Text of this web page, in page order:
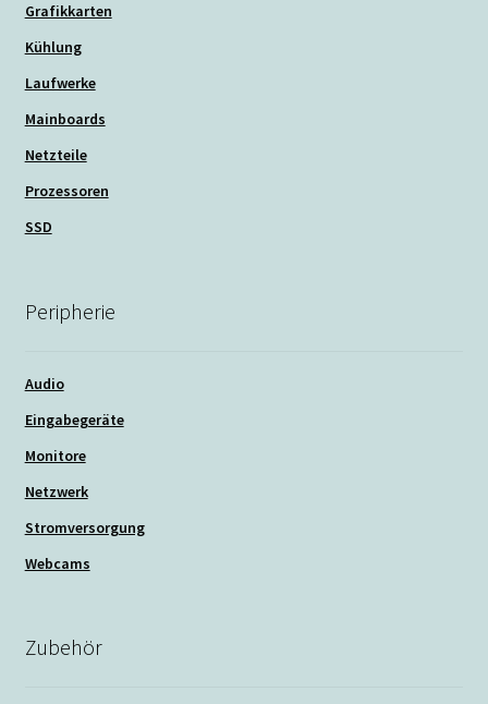
Grafikkarten
Kühlung
Laufwerke
Mainboards
Netzteile
Prozessoren
SSD
Peripherie
Audio
Eingabegeräte
Monitore
Netzwerk
Stromversorgung
Webcams
Zubehör